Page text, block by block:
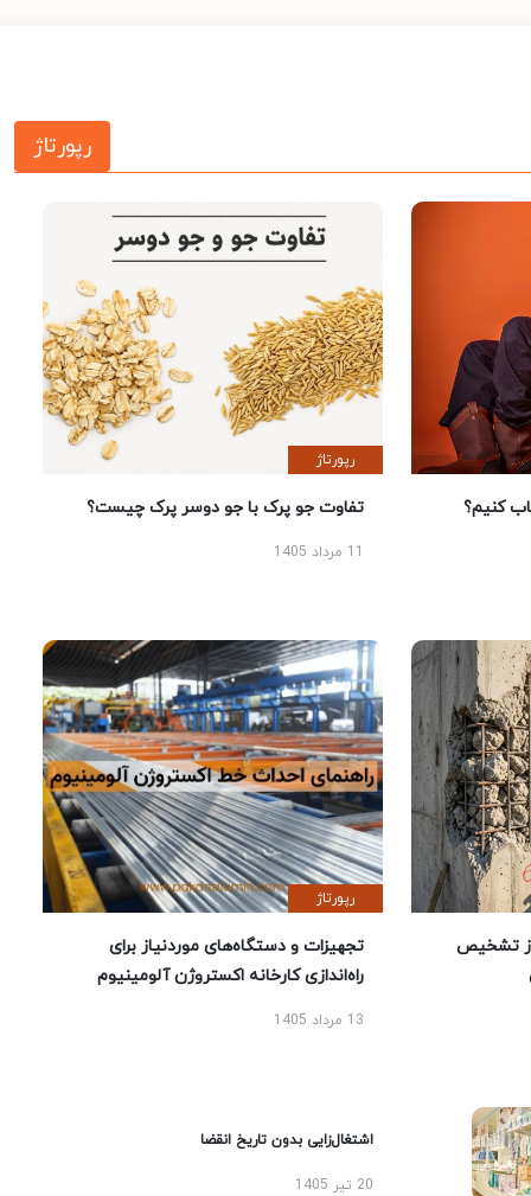
رپورتاژ
کنیم؟
رپورتاژ
تفاوت جو پرک با جو دوسر پرک چیست؟
تشخیص
رپورتاژ
تجهیزات و دستگاه‌های موردنیاز برای
راه‌اندازی کارخانه اکستروژن آلومینیوم
13 مرداد 1405
اشتغال‌زایی بدون تاریخ انقضا
20 تیر 1405